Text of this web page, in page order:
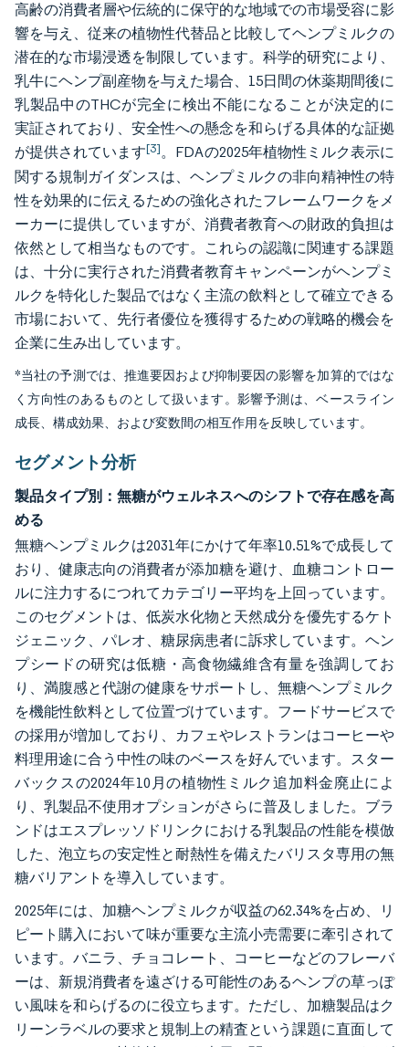
高齢の消費者層や伝統的に保守的な地域での市場受容に影
響を与え、従来の植物性代替品と比較してヘンプミルクの
潜在的な市場浸透を制限しています。科学的研究により、
乳牛にヘンプ副産物を与えた場合、15日間の休薬期間後に
乳製品中のTHCが完全に検出不能になることが決定的に
実証されており、安全性への懸念を和らげる具体的な証拠
が提供されています[3]。FDAの2025年植物性ミルク表示に
関する規制ガイダンスは、ヘンプミルクの非向精神性の特
性を効果的に伝えるための強化されたフレームワークをメ
ーカーに提供していますが、消費者教育への財政的負担は
依然として相当なものです。これらの認識に関連する課題
は、十分に実行された消費者教育キャンペーンがヘンプミ
ルクを特化した製品ではなく主流の飲料として確立できる
市場において、先行者優位を獲得するための戦略的機会を
企業に生み出しています。
*当社の予測では、推進要因および抑制要因の影響を加算的ではな
く方向性のあるものとして扱います。影響予測は、ベースライン
成長、構成効果、および変数間の相互作用を反映しています。
セグメント分析
製品タイプ別：無糖がウェルネスへのシフトで存在感を高
める
無糖ヘンプミルクは2031年にかけて年率10.51%で成長して
おり、健康志向の消費者が添加糖を避け、血糖コントロー
ルに注力するにつれてカテゴリー平均を上回っています。
このセグメントは、低炭水化物と天然成分を優先するケト
ジェニック、パレオ、糖尿病患者に訴求しています。ヘン
プシードの研究は低糖・高食物繊維含有量を強調してお
り、満腹感と代謝の健康をサポートし、無糖ヘンプミルク
を機能性飲料として位置づけています。フードサービスで
の採用が増加しており、カフェやレストランはコーヒーや
料理用途に合う中性の味のベースを好んでいます。スター
バックスの2024年10月の植物性ミルク追加料金廃止によ
り、乳製品不使用オプションがさらに普及しました。ブラ
ンドはエスプレッソドリンクにおける乳製品の性能を模倣
した、泡立ちの安定性と耐熱性を備えたバリスタ専用の無
糖バリアントを導入しています。
2025年には、加糖ヘンプミルクが収益の62.34%を占め、リ
ピート購入において味が重要な主流小売需要に牽引されて
います。バニラ、チョコレート、コーヒーなどのフレーバ
ーは、新規消費者を遠ざける可能性のあるヘンプの草っぽ
い風味を和らげるのに役立ちます。ただし、加糖製品はク
リーンラベルの要求と規制上の精査という課題に直面して